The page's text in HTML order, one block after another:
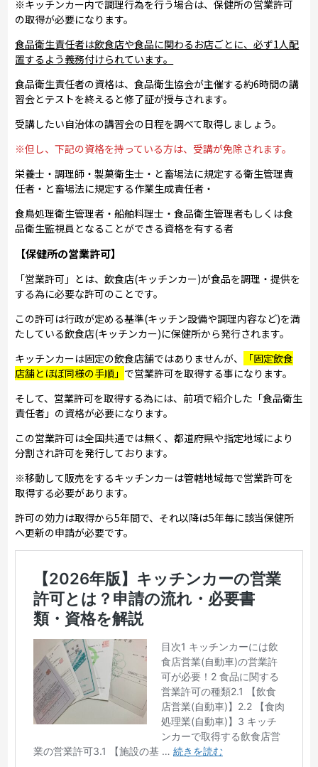
※キッチンカー内で調理行為を行う場合は、保健所の営業許可
の取得が必要になります。
食品衛生責任者は飲食店や食品に関わるお店ごとに、必ず1人配
置するよう義務付けられています。
食品衛生責任者の資格は、食品衛生協会が主催する約6時間の講
習会とテストを終えると修了証が授与されます。
受講したい自治体の講習会の日程を調べて取得しましょう。
※但し、下記の資格を持っている方は、受講が免除されます。
栄養士・調理師・製菓衛生士・と畜場法に規定する衛生管理責
任者・と畜場法に規定する作業生成責任者・
食鳥処理衛生管理者・船舶料理士・食品衛生管理者もしくは食
品衛生監視員となることができる資格を有する者
【保健所の営業許可】
「営業許可」とは、飲食店(キッチンカー)が食品を調理・提供を
する為に必要な許可のことです。
この許可は行政が定める基準(キッチン設備や調理内容など)を満
たしている飲食店(キッチンカー)に保健所から発行されます。
キッチンカーは固定の飲食店舗ではありませんが、
「固定飲食
店舗とほぼ同様の手順」 で営業許可を取得する事になります。
そして、営業許可を取得する為には、前項で紹介した「食品衛生
責任者」の資格が必要になります。
この営業許可は全国共通では無く、都道府県や指定地域により
分割され許可を発行しております。
※移動して販売をするキッチンカーは管轄地域毎で営業許可を
取得する必要があります。
許可の効力は取得から5年間で、それ以降は5年毎に該当保健所
へ更新の申請が必要です。